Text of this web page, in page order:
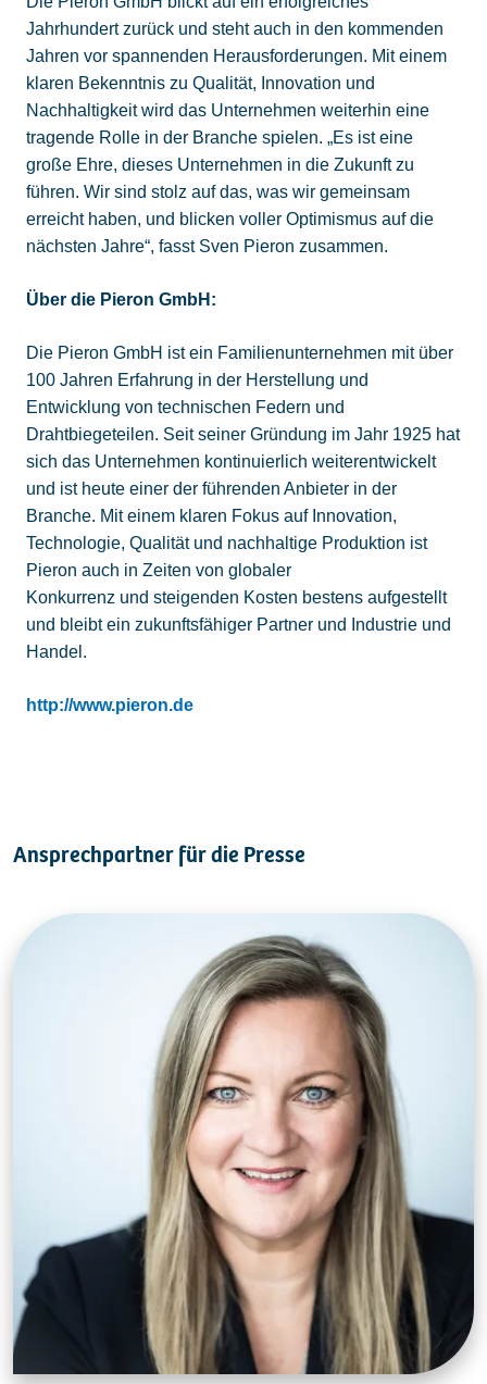
Jahrhundert zurück und steht auch in den kommenden
Jahren vor spannenden Herausforderungen. Mit einem
klaren Bekenntnis zu Qualität, Innovation und
Nachhaltigkeit wird das Unternehmen weiterhin eine
tragende Rolle in der Branche spielen. „Es ist eine
große Ehre, dieses Unternehmen in die Zukunft zu
führen. Wir sind stolz auf das, was wir gemeinsam
erreicht haben, und blicken voller Optimismus auf die
nächsten Jahre“, fasst Sven Pieron zusammen.
Über die Pieron GmbH:
Die Pieron GmbH ist ein Familienunternehmen mit über
100 Jahren Erfahrung in der Herstellung und
Entwicklung von technischen Federn und
Drahtbiegeteilen. Seit seiner Gründung im Jahr 1925 hat
sich das Unternehmen kontinuierlich weiterentwickelt
und ist heute einer der führenden Anbieter in der
Branche. Mit einem klaren Fokus auf Innovation,
Technologie, Qualität und nachhaltige Produktion ist
Pieron auch in Zeiten von globaler
Konkurrenz und steigenden Kosten bestens aufgestellt
und bleibt ein zukunftsfähiger Partner und Industrie und
Handel.
http://www.pieron.de
Ansprechpartner für die Presse